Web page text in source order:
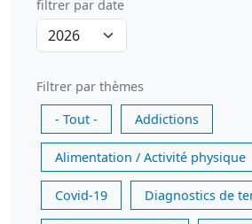
filtrer par date
Filtrer par thèmes
- Tout -
Addictions
Alimentation / Activité physique
Covid-19 Diagnostics de